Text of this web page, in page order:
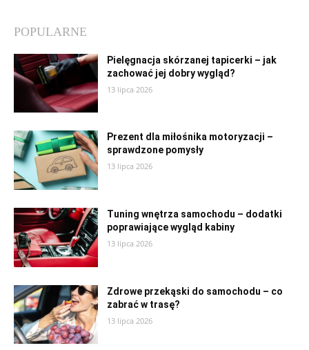
POPULARNE
Pielęgnacja skórzanej tapicerki – jak
zachować jej dobry wygląd?
13 lipca 2026
Prezent dla miłośnika motoryzacji –
sprawdzone pomysły
13 lipca 2026
Tuning wnętrza samochodu – dodatki
poprawiające wygląd kabiny
13 lipca 2026
Zdrowe przekąski do samochodu – co
zabrać w trasę?
13 lipca 2026